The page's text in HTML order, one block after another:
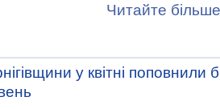
Читайте
у квітні поповнили